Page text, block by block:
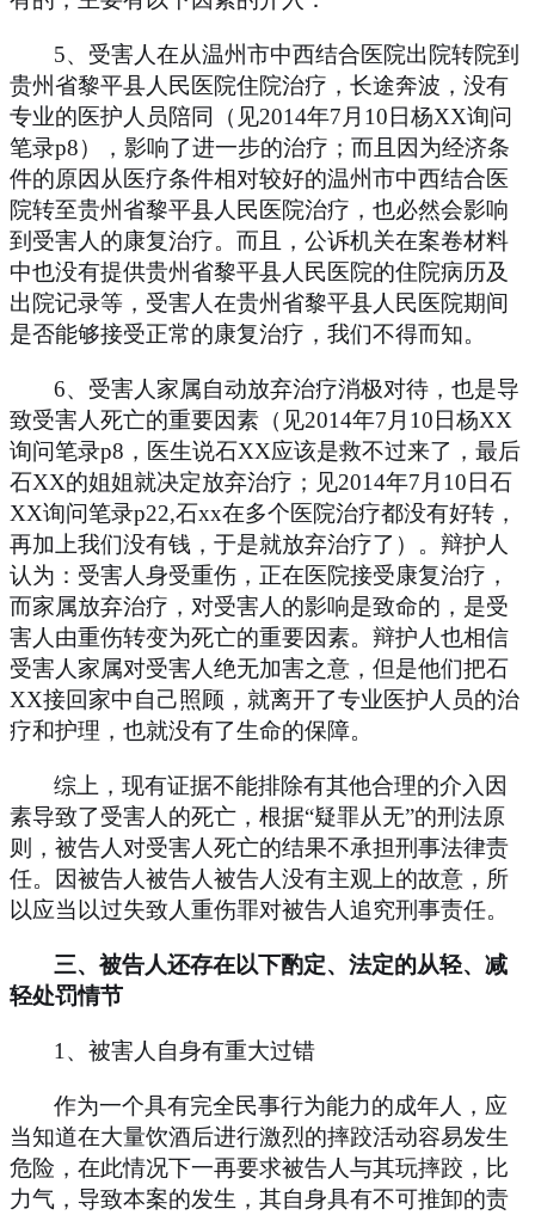
5、受害人在从温州市中西结合医院出院转院到
贵州省黎平县人民医院住院治疗，长途奔波，没有
专业的医护人员陪同（见2014年7 月 10日杨XX询问
笔录p8），影响了进一步的治疗；而且因为经济条
件的原因从医疗条件相对较好的温州市中西结合医
院转至贵州省黎平县人民医院治疗，也必然会影响
到受害人的康复治疗。而且，公诉机关在案卷材料
中也没有提供贵州省黎平县人民医院的住院病历及
出院记录等，受害人在贵州省黎平县人民医院期间
是否能够接受正常的康复治疗，我们不得而知。
6、受害人家属自动放弃治疗消极对待，也是导
致受害人死亡的重要因素（见2014年7 月 10日杨XX
询问笔录p8 ，医生说石XX应该是救不过来了，最后
石XX的姐姐就决定放弃治疗；见2014年7 月 10日石
XX询问笔录p22,石xx在多个医院治疗都没有好转，
再加上我们没有钱，于是就放弃治疗了）。辩护人
认为：受害人身受重伤，正在医院接受康复治疗，
而家属放弃治疗，对受害人的影响是致命的，是受
害人由重伤转变为死亡的重要因素。辩护人也相信
受害人家属对受害人绝无加害之意，但是他们把石
XX接回家中自己照顾，就离开了专业医护人员的治
疗和护理，也就没有了生命的保障。
综上，现有证据不能排除有其他合理的介入因
素导致了受害人的死亡，根据“疑罪从无”的刑法原
则，被告人对受害人死亡的结果不承担刑事法律责
任。因被告人被告人被告人没有主观上的故意，所
以应当以过失致人重伤罪对被告人追究刑事责任。
三、被告人还存在以下酌定、法定的从轻、减
轻处罚情节
1 、被害人自身有重大过错
作为一个具有完全民事行为能力的成年人，应
当知道在大量饮酒后进行激烈的摔跤活动容易发生
危险，在此情况下一再要求被告人与其玩摔跤，比
力气，导致本案的发生，其自身具有不可推卸的责